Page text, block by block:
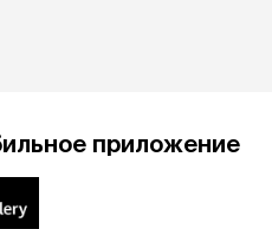
приложение